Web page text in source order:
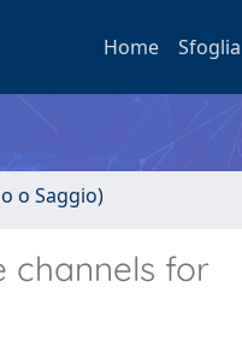
Home Sfoglia
o Saggio)
channels for